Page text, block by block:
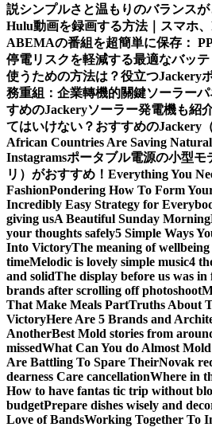
説シンプルさと温もりのバランス
Hulu動画を録画する方法｜スマホ
ABEMAの番組を超簡単に保存：
停電リスクを軽減する最適なバッ
使うための方法は？役立つJackery
務重組：企業轉機的關鍵ソーラー
すめのJackeryソーラー発電機も紹
てはいけない？おすすめのJackery
African Countries Are Saving Natural
Instagramsポータブル電源の小型モ
リ）がおすすめ！ Everything You
FashionPondering How To Form
Incredibly Easy Strategy for
giving usA Beautiful Sunday Morning
your thoughts safely5 Simple Ways
Into VictoryThe meaning of
timeMelodic is lovely simple music4
and solidThe display before us was in
brands after scrolling off photoshoot
That Make Meals PartTruths About
VictoryHere Are 5 Brands and
AnotherBest Mold stories from
missedWhat Can You do Almost
Are Battling To Spare TheirNovak
dearness Care cancellationWhere in
How to have fantas tic trip without
budgetPrepare dishes wisely and
Love of BandsWorking Together To